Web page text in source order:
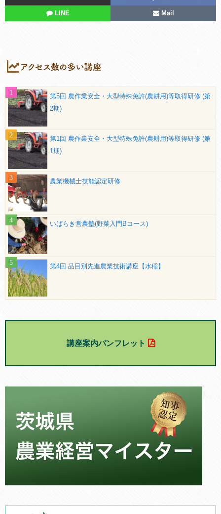
LINE Mail
第5回 農作業安全・大型特殊免許(農耕用)等取得研修 (第
2期)
第1回 農作業安全・大型特殊免許(農耕用)等取得研修 (第
1期)
農業機械士技能認定研修
いばらき営農塾(野菜入門Bコース)
第4回 品目別先進農業技術講座【水稲】
講座案内パンフレット